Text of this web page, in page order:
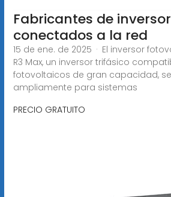
Fabricantes de
conectados a la red
15 de ene. de 2025 · El inversor
R3 Max, un inversor trifásico
fotovoltaicos de gran capacidad,
ampliamente para sistemas
PRECIO GRATUITO